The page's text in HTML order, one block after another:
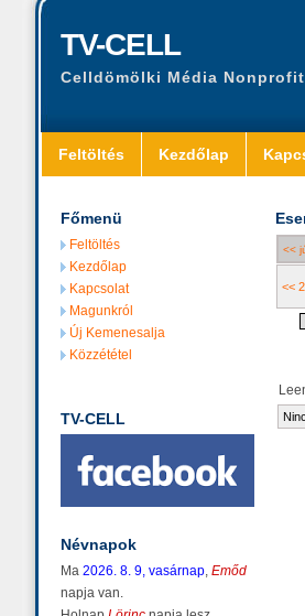
TV-CELL
Celldömölki Média
Feltöltés Kezdőlap
Főmenü
Feltöltés
Kezdőlap
Kapcsolat
Magunkról
Új Kemenesalja
Közzététel
TV-CELL
Névnapok
Ma 2026. 8. 9, vasárnap, Emőd
napja van.
<<
<<